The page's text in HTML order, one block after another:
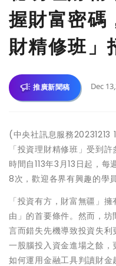
握財富密碼
財精修班」
推廣新聞稿 Dec
(中央社訊息服務20231213
「投資理財精修班」受到
時間自113年3月13日起，
8次，歡迎各界有興趣的學
「投資有方，財富無疆」
由」的首要條件。然而，
言而錯失先機導致投資失
一股腦投入資金進場之餘
如何運用金融工具判讀財金